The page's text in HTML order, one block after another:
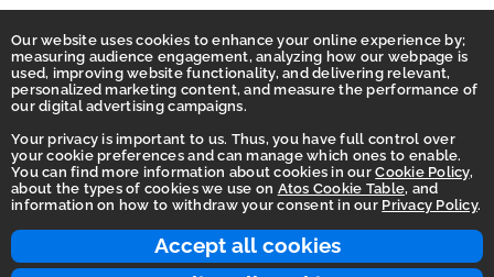
Accept all cookies
Our website uses cookies to enhance your online experience by;
measuring audience engagement, analyzing how our webpage is
used, improving website functionality, and delivering relevant,
personalized marketing content, and measure the performance of
our digital advertising campaigns.
Your privacy is important to us. Thus, you have full control over
your cookie preferences and can manage which ones to enable.
You can find more information about cookies in ourCookie Policy,
about the types of cookies we use on Atos Cookie Table, and
information on how to withdraw your consent in our Privacy Policy.
Homepage
Accessibility Statement
Terms of use
Integrity Line